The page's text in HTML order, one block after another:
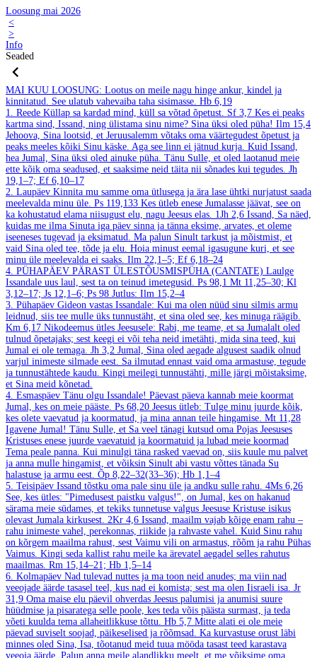
Loosung mai 2026
<
>
Info
Seaded
MAI KUU LOOSUNG: Lootus on meile nagu hinge ankur, kindel ja
kinnitatud. See ulatub vahevaiba taha sisimasse. Hb 6,19
1. Reede Küllap sa kardad mind, küll sa võtad õpetust. Sf 3,7 Kes ei peaks
kartma sind, Issand, ning ülistama sinu nime? Sina üksi oled püha! Ilm 15,4
Jehoova, Sina lootsid, et Jeruusalemm võtaks oma väärtegudest õpetust ja
peaks meeles kõiki Sinu käske. Aga see linn ei jätnud kurja. Kuid Issand,
hea Jumal, Sina üksi oled ainuke püha. Tänu Sulle, et oled laotanud meie
ette kõik oma seadused, et saaksime neid täita nii sõnades kui tegudes. Jh
19,1–7; Ef 6,10–17
2. Laupäev Kinnita mu samme oma ütlusega ja ära lase ühtki nurjatust saada
meelevalda minu üle. Ps 119,133 Kes ütleb enese Jumalasse jäävat, see on
ka kohustatud elama niisugust elu, nagu Jeesus elas. 1Jh 2,6 Issand, Sa näed,
kuidas me ilma Sinuta iga päev sinna ja tänna eksime, arvates, et oleme
iseeneses tugevad ja eksimatud. Ma palun Sinult tarkust ja mõistmist, et
vaid Sina oled tee, tõde ja elu. Hoia minust eemal igasugune kuri, et see
minu üle meelevalda ei saaks. Ilm 22,1–5; Ef 6,18–24
4. PÜHAPÄEV PÄRAST ÜLESTÕUSMISPÜHA (CANTATE) Laulge
Issandale uus laul, sest ta on teinud imetegusid. Ps 98,1 Mt 11,25–30; Kl
3,12–17; Js 12,1–6; Ps 98 Jutlus: Ilm 15,2–4
3. Pühapäev Gideon vastas Issandale: Kui ma olen nüüd sinu silmis armu
leidnud, siis tee mulle üks tunnustäht, et sina oled see, kes minuga räägib.
Km 6,17 Nikodeemus ütles Jeesusele: Rabi, me teame, et sa Jumalalt oled
tulnud õpetajaks; sest keegi ei või teha neid imetähti, mida sina teed, kui
Jumal ei ole temaga. Jh 3,2 Jumal, Sina oled aegade algusest saadik olnud
varjul inimeste silmade eest. Sa ilmutad ennast vaid oma armastuse, tegude
ja tunnustähtede kaudu. Kingi meilegi tunnustähti, mille järgi mõistaksime,
et Sina meid kõnetad.
4. Esmaspäev Tänu olgu Issandale! Päevast päeva kannab meie koormat
Jumal, kes on meie pääste. Ps 68,20 Jeesus ütleb: Tulge minu juurde kõik,
kes olete vaevatud ja koormatud, ja mina annan teile hingamise. Mt 11,28
Igavene Jumal! Tänu Sulle, et Sa veel tänagi kutsud oma Pojas Jeesuses
Kristuses enese juurde vaevatuid ja koormatuid ja lubad meie koormad
Tema peale panna. Kui minulgi täna rasked vaevad on, siis kuule mu palvet
ja anna mulle hingamist, et võiksin Sinult abi vastu võttes tänada Su
halastuse ja armu eest. Õp 8,22–32(33–36); Hb 1,1–4
5. Teisipäev Issand tõstku oma pale sinu üle ja andku sulle rahu. 4Ms 6,26
See, kes ütles: "Pimedusest paistku valgus!", on Jumal, kes on hakanud
särama meie südames, et tekiks tunnetuse valgus Jeesuse Kristuse isikus
olevast Jumala kirkusest. 2Kr 4,6 Issand, maailm vajab kõige enam rahu –
rahu inimeste vahel, perekonnas, riikide ja rahvaste vahel. Kuid Sinu rahu
on kõrgem maailma rahust, sest Vaimu vili on armastus, rõõm ja rahu Pühas
Vaimus. Kingi seda kallist rahu meile ka ärevatel aegadel selles rahutus
maailmas. Rm 15,14–21; Hb 1,5–14
6. Kolmapäev Nad tulevad nuttes ja ma toon neid anudes; ma viin nad
veeojade äärde tasasel teel, kus nad ei komista; sest ma olen Iisraeli isa. Jr
31,9 Oma maise elu päevil ohverdas Jeesus palumisi ja anumisi suure
hüüdmise ja pisaratega selle poole, kes teda võis päästa surmast, ja teda
võeti kuulda tema allaheitlikkuse tõttu. Hb 5,7 Mitte alati ei ole meie
päevad suviselt soojad, päikeselised ja rõõmsad. Ka kurvastuse orust läbi
minnes oled Sina, Isa, tõotanud meid tuua mööda tasast teed karastava
veeoja äärde. Palun anna meile alandlikku meelt, et me võiksime oma